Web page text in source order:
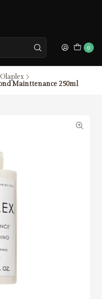
0
Olaplex
Mainttenance 250ml